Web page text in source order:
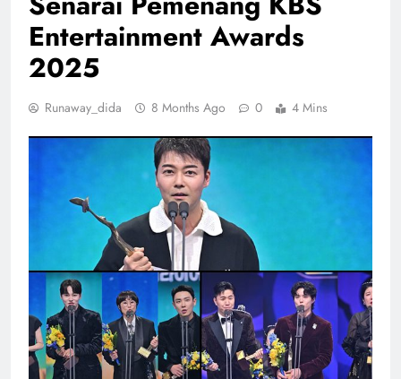
Entertainment Awards
2025
Runaway_dida 8 Months Ago 0 4 Mins